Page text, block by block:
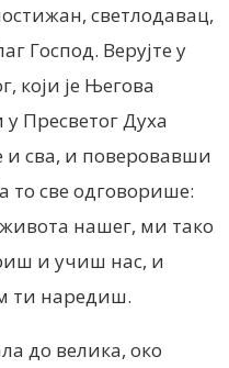
светлодавац,
Господ. Верујте у
који је Његова
Пресветог Духа
и сва, и поверовавши
то све одговорише:
нашег, ми тако
и учиш нас, и
ти наредиш.
до велика, око